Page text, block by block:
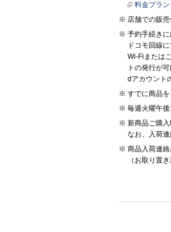
料金プラ
店舗での販
予約手続きに
ドコモ回線
Wi-Fiまたは
トの発行が可
dアカウント
すでに商品を
毎週火曜午
新商品ご購
なお、入荷
商品入荷連
（お取り置